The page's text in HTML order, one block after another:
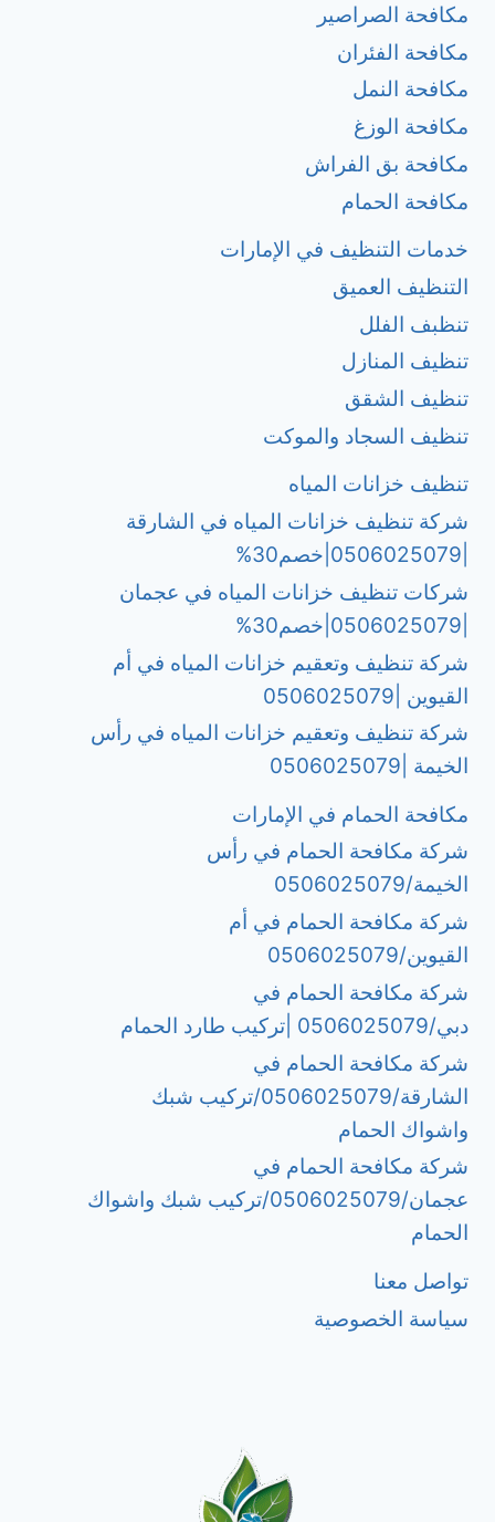
مكافحة الصراصير
مكافحة الفئران
مكافحة النمل
مكافحة الوزغ
مكافحة بق الفراش
مكافحة الحمام
خدمات التنظيف في الإمارات
التنظيف العميق
تنظبف الفلل
تنظيف المنازل
تنظيف الشقق
تنظيف السجاد والموكت
تنظيف خزانات المياه
شركة تنظيف خزانات المياه في الشارقة
شركات تنظيف خزانات المياه في عجمان
شركة تنظيف وتعقيم خزانات المياه في أم
القيوين |0506025079
شركة تنظيف وتعقيم خزانات المياه في رأس
الخيمة |0506025079
مكافحة الحمام في الإمارات
شركة مكافحة الحمام في رأس
الخيمة/0506025079
شركة مكافحة الحمام في أم
القيوين/0506025079
شركة مكافحة الحمام في
دبي/0506025079 |تركيب طارد الحمام
شركة مكافحة الحمام في
الشارقة/0506025079/تركيب شبك
واشواك الحمام
شركة مكافحة الحمام في
عجمان/0506025079/تركيب شبك واشواك
الحمام
تواصل معنا
سياسة الخصوصية